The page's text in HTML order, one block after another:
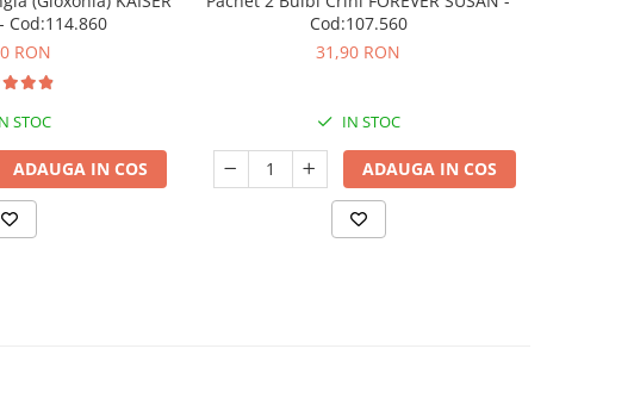
Cod:114.860
RON
STOC
ADAUGA IN COS
Cod:107.560
31,90 RON
IN STOC
ADAUGA IN COS